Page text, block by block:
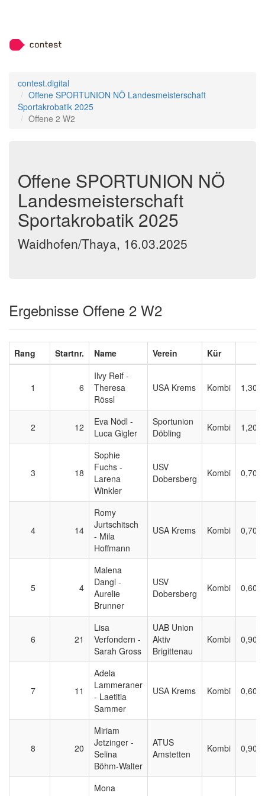
contest.digital
Offene SPORTUNION NÖ Landesmeisterschaft
Sportakrobatik 2025
Offene 2 W2
Offene SPORTUNION NÖ
Landesmeisterschaft
Sportakrobatik 2025
Waidhofen/Thaya, 16.03.2025
Ergebnisse Offene 2 W2
Rang Startnr. Name Verein Kür
1 6
Ilvy Reif -
Theresa
Rössl
USA Krems Kombi 1,300
2 12
Eva Nödl -
Luca Gigler
Sportunion
Döbling
Kombi 1,200
3 18
Sophie
Fuchs -
Larena
Winkler
USV
Dobersberg
Kombi 0,700
4 14
Romy
Jurtschitsch
- Mila
Hoffmann
USA Krems Kombi 0,700
5 4
Malena
Dangl -
Aurelie
Brunner
USV
Dobersberg
Kombi 0,600
6 21
Lisa
Verfondern -
Sarah Gross
UAB Union
Aktiv
Brigittenau
Kombi 0,900
7 11
Adela
Lammeraner
- Laetitia
Sammer
USA Krems Kombi 0,600
8 20
Miriam
Jetzinger -
Selina
Böhm-Walter
ATUS
Amstetten
Kombi 0,900
Mona